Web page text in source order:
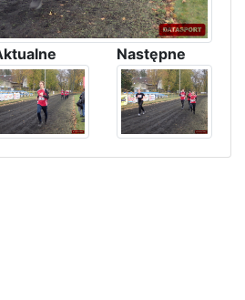
Następne